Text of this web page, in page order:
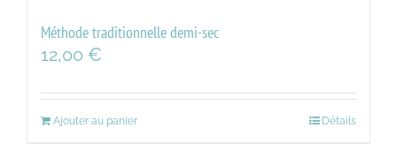
Méthode traditionnelle demi-sec
12,00 €
Ajouter au panier Détails